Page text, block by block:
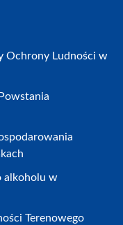
Ochrony Ludności w
alkoholu w
Terenowego